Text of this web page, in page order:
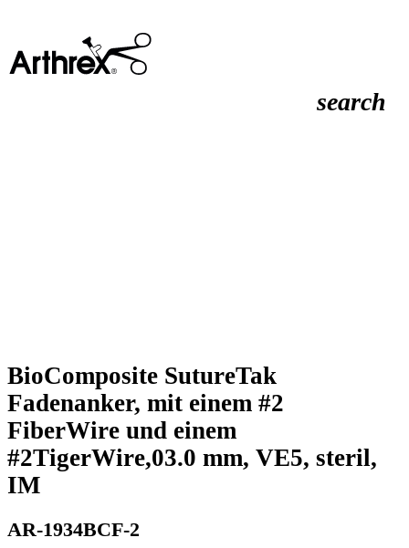
search
BioComposite SutureTak
Fadenanker, mit einem #2
FiberWire und einem
#2TigerWire,03.0 mm, VE5, steril,
IM
AR-1934BCF-2